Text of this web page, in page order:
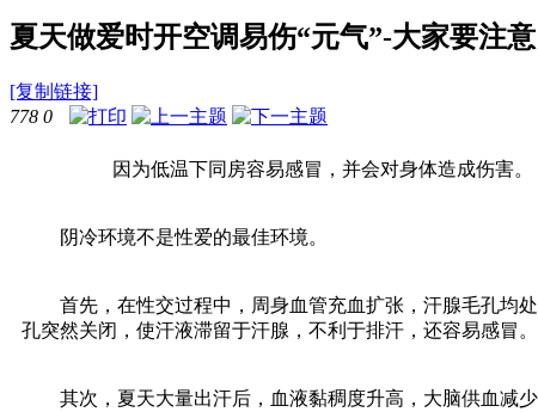
夏天做爱时开空调易伤“元气”-大家要注
[复制链接]
778 0
因为低温下同房容易感冒，并会对身体造成伤害。
阴冷环境不是性爱的最佳环境。
首先，在性交过程中，周身血管充血扩张，汗腺毛孔均处
孔突然关闭，使汗液滞留于汗腺，不利于排汗，还容易感冒。
其次，夏天大量出汗后，血液黏稠度升高，大脑供血减少